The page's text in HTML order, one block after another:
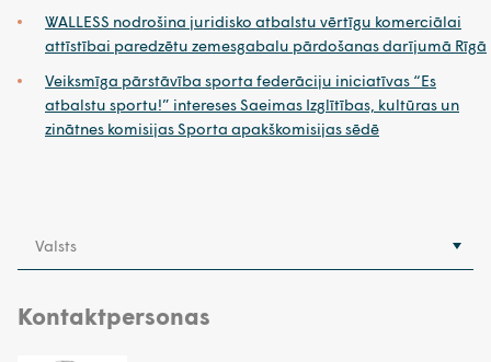
WALLESS nodrošina juridisko atbalstu vērtīgu komerciālai
attīstībai paredzētu zemesgabalu pārdošanas darījumā Rīgā
Veiksmīga pārstāvība sporta federāciju iniciatīvas “Es
atbalstu sportu!” intereses Saeimas Izglītības, kultūras un
zinātnes komisijas Sporta apakškomisijas sēdē
Valsts
Kontaktpersonas